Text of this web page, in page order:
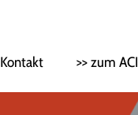
Kontakt >> zum ACI